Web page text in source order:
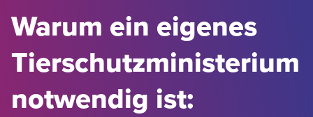
Warum ein eigenes
Tierschutzministerium
notwendig ist: